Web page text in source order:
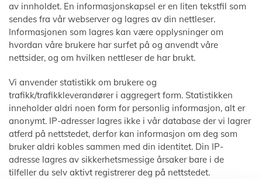
av innholdet. En informasjonskapsel er en liten tekstfil som
sendes fra vår webserver og lagres av din nettleser.
Informasjonen som lagres kan være opplysninger om
hvordan våre brukere har surfet på og anvendt våre
nettsider, og om hvilken nettleser de har brukt.
Vi anvender statistikk om brukere og
trafikk/trafikkleverandører i aggregert form. Statistikken
inneholder aldri noen form for personlig informasjon, alt er
anonymt. IP-adresser lagres ikke i vår database der vi lagrer
atferd på nettstedet, derfor kan informasjon om deg som
bruker aldri kobles sammen med din identitet. Din IP-
adresse lagres av sikkerhetsmessige årsaker bare i de
tilfeller du selv aktivt registrerer deg på nettstedet.